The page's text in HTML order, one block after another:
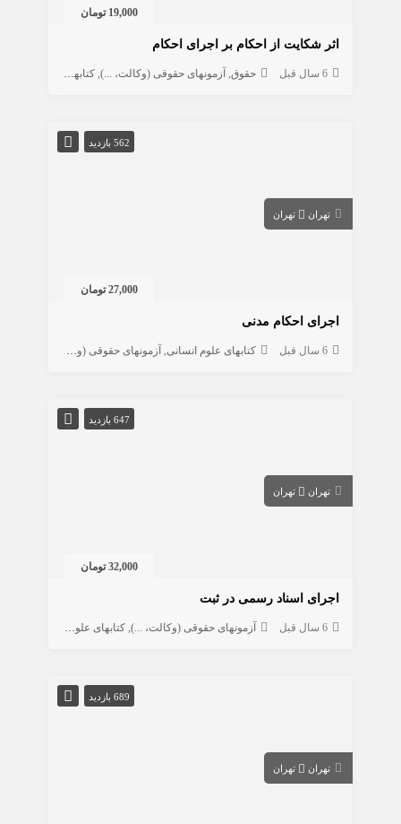
19,000 تومان
اثر شکایت از احکام بر اجرای احکام
6 سال قبل حقوق آزمونهای حقوقی (وکالت، ...) کتابهای علوم انسانی
562 بازدید
تهران تهران
27,000 تومان
اجرای احکام مدنی
6 سال قبل کتابهای علوم انسانی آزمونهای حقوقی (وکالت، ...)
647 بازدید
تهران تهران
32,000 تومان
اجرای اسناد رسمی در ثبت
6 سال قبل آزمونهای حقوقی (وکالت، ...) کتابهای علوم انسانی
689 بازدید
تهران تهران